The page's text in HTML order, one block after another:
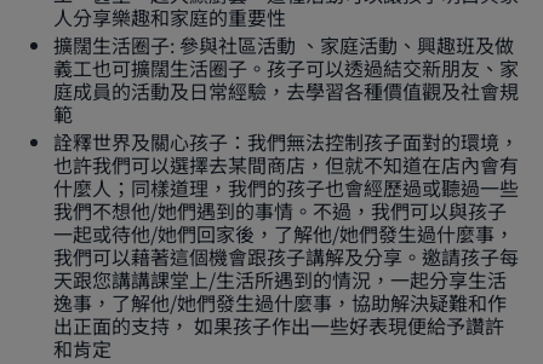
人分享樂趣和家庭的重要性
擴闊生活圈子: 參與社區活動 、家庭活動、興趣班及做
義工也可擴闊生活圈子。孩子可以透過結交新朋友、家
庭成員的活動及日常經驗，去學習各種價值觀及社會規
範
詮釋世界及關心孩子：我們無法控制孩子面對的環境，
也許我們可以選擇去某間商店，但就不知道在店內會有
什麼人；同樣道理，我們的孩子也會經歷過或聽過一些
我們不想他/她們遇到的事情。不過，我們可以與孩子
一起或待他/她們回家後，了解他/她們發生過什麼事，
我們可以藉著這個機會跟孩子講解及分享。邀請孩子每
天跟您講講課堂上/生活所遇到的情況，一起分享生活
逸事，了解他/她們發生過什麼事，協助解決疑難和作
出正面的支持， 如果孩子作出一些好表現便給予讚許
和肯定